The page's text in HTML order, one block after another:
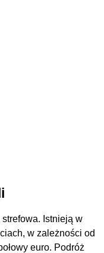
Istnieją w
w zależności od
euro. Podróż